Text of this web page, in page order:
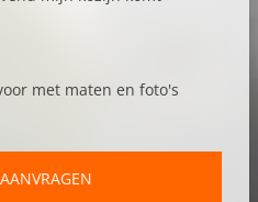
met maten en foto's